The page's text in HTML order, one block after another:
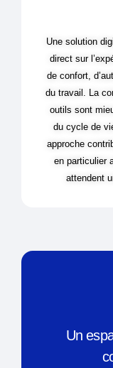
Une solution
direct sur
de confort,
du travail. La
outils sont
du cycle de
approche
en particulier
attendent
Un